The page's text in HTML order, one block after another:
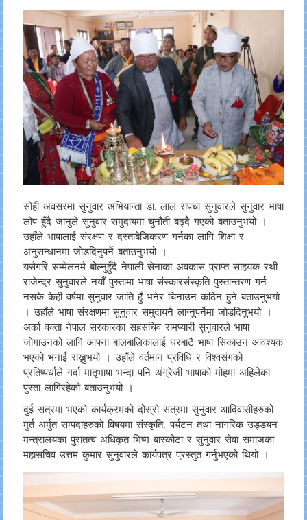
सोही अवसरमा सुनुवार अभियान्ता डा. लाल रापचा सुनुवारले सुनुवार भाषा
लोप हुँदै जानुले सुनुवार समुदायमा चुनौती बढ्दै गएको बताउनुभयो ।
उहाँले भाषालाई संरक्षण र दस्ताबेजिकरण गर्नका लागि शिक्षा र
अनुसन्धानमा जोडदिनुपर्ने बताउनुभयो ।
यसैगरि सम्मेलनमै बोल्नुहुँदै नेपाली सेनाका अवकास प्राप्त साहयक रथी
राजेन्द्र सुनुवारले नयाँ पुस्तामा भाषा संस्कारसंस्कृति पुस्तान्तरण गर्न
नसके केही वर्षमा सुनुवार जाति हुँ भनेर चिनाउन कठिन हुने बताउनुभयो
। उहाँले भाषा संरक्षणमा सुनुवार समुदायनै लाग्नुपर्नेमा जोडदिनुभयो ।
अर्का वक्ता नेपाल सरकारका सहसचिव रामप्यारी सुनुवारले भाषा
जोगाउनको लागि आफ्ना बालबालिकालाई घरबाटै भाषा सिकाउन आवश्यक
भएको भनाई राख्नुभयो । उहाँले वर्तमान प्रविधि र विश्वसंगको
प्रतिष्पर्धाले गर्दा मातृभाषा भन्दा पनि अंग्रेजी भाषाको मोहमा अहिलेका
पुस्ता लागिरहेको बताउनुभयो ।
दुई सत्रमा भएको कार्यक्रमको दोस्रो सत्रमा सुनुवार आदिवासीहरुको
मुर्त अर्मुत सम्पदाहरुको विषयमा संस्कृति, पर्यटन तथा नागरिक उड्डयन
मन्त्रालयका पुरातत्व अधिकृत भिष्म बास्कोटा र सुनुवार सेवा समाजका
महासचिव उत्तम कुमार सुनुवारले कार्यपत्र प्रस्तुत गर्नुभएको थियो ।